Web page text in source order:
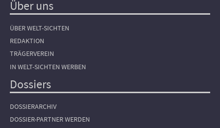
Über uns
ÜBER WELT-SICHTEN
REDAKTION
TRÄGERVEREIN
IN WELT-SICHTEN WERBEN
Dossiers
DOSSIERARCHIV
DOSSIER-PARTNER WERDEN